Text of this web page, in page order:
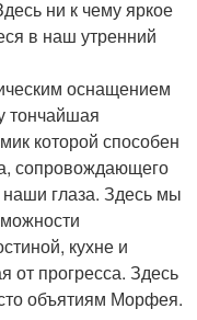
ни к чему яркое
в наш утренний
оснащением
тончайшая
которой способен
сопровождающего
глаза. Здесь мы
кухне и
от прогресса. Здесь
объятиям Морфея.